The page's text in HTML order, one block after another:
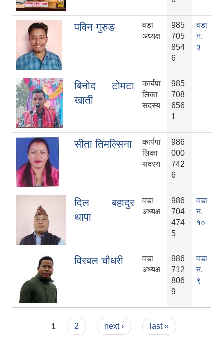
पविन गुरुङ
वडा
अध्यक्ष
985
705
854
6
वडा
न.
३
बिनोद टोमटा
खाती
कार्यपा
लिका
सदस्य
985
708
656
1
सीता तिमल्सिना
कार्यपा
लिका
सदस्य
986
000
742
6
दिल बहादुर
थापा
वडा
अध्यक्ष
986
704
474
5
वडा
न.
१०
विरबल चौधरी
वडा
अध्यक्ष
986
712
806
9
वडा
न.
९
Pages
1 2 next › last »